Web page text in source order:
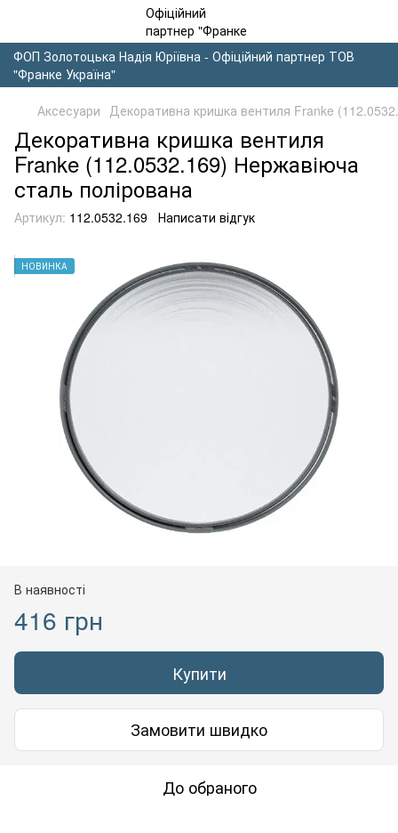
ФОП Золотоцька Надія Юріївна - Офіційний партнер ТОВ
"Франке Україна"
Аксесуари Декоративна кришка вентиля Franke
Декоративна кришка вентиля
Franke (112.0532.169) Нержавіюча
сталь полірована
Артикул: 112.0532.169 Написати відгук
НОВИНКА
В наявності
416 грн
Купити
Замовити швидко
До обраного